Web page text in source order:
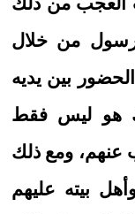
من خلال
بين يديه
هو ليس فقط
عنهم، ومع ذلك
بيته عليهم